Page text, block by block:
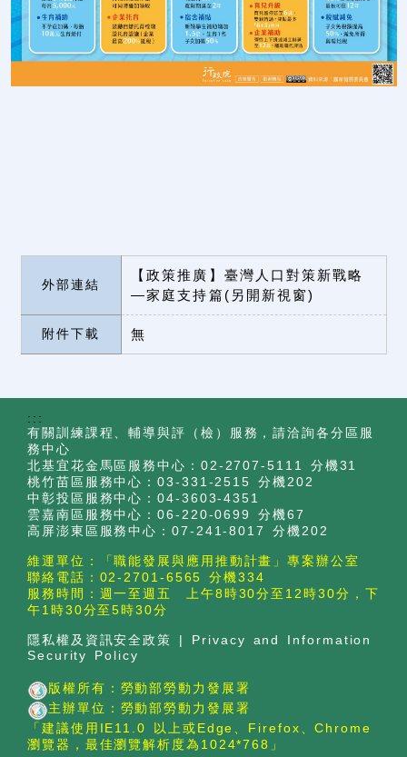
外部連結
【政策推廣】臺灣人口對策新戰略
—家庭支持篇(另開新視窗)
附件下載 無
:::
有關訓練課程、輔導與評（檢）服務，請洽詢各分區服
務中心
北基宜花金馬區服務中心：02-2707-5111 分機31
桃竹苗區服務中心：03-331-2515 分機202
中彰投區服務中心：04-3603-4351
雲嘉南區服務中心：06-220-0699 分機67
高屏澎東區服務中心：07-241-8017 分機202
維運單位：「職能發展與應用推動計畫」專案辦公室
聯絡電話：02-2701-6565 分機334
服務時間：週一至週五 上午8時30分至12時30分，下
午1時30分至5時30分
隱私權及資訊安全政策
Privacy and Information
Security Policy
版權所有：勞動部勞動力發展署
主辦單位：勞動部勞動力發展署
「建議使用IE11.0 以上或Edge、Firefox、Chrome
瀏覽器，最佳瀏覽解析度為1024*768」